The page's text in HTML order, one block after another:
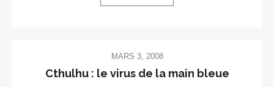
MARS 3, 2008
Cthulhu : le virus de la main bleue